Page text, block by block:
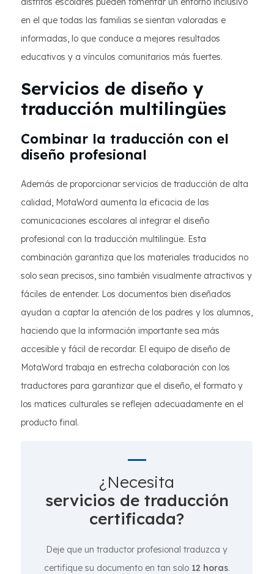
en el que todas las familias se sientan valoradas e
informadas, lo que conduce a mejores resultados
educativos y a vínculos comunitarios más fuertes.
Servicios de diseño y
traducción multilingües
Combinar la traducción con el
diseño profesional
Además de proporcionar servicios de traducción de alta
calidad, MotaWord aumenta la eficacia de las
comunicaciones escolares al integrar el diseño
profesional con la traducción multilingüe. Esta
combinación garantiza que los materiales traducidos no
solo sean precisos, sino también visualmente atractivos y
fáciles de entender. Los documentos bien diseñados
ayudan a captar la atención de los padres y los alumnos,
haciendo que la información importante sea más
accesible y fácil de recordar. El equipo de diseño de
MotaWord trabaja en estrecha colaboración con los
traductores para garantizar que el diseño, el formato y
los matices culturales se reflejen adecuadamente en el
producto final.
¿Necesita
servicios de traducción
certificada?
Deje que un traductor profesional traduzca y
certifique su documento en tan solo 12 horas.